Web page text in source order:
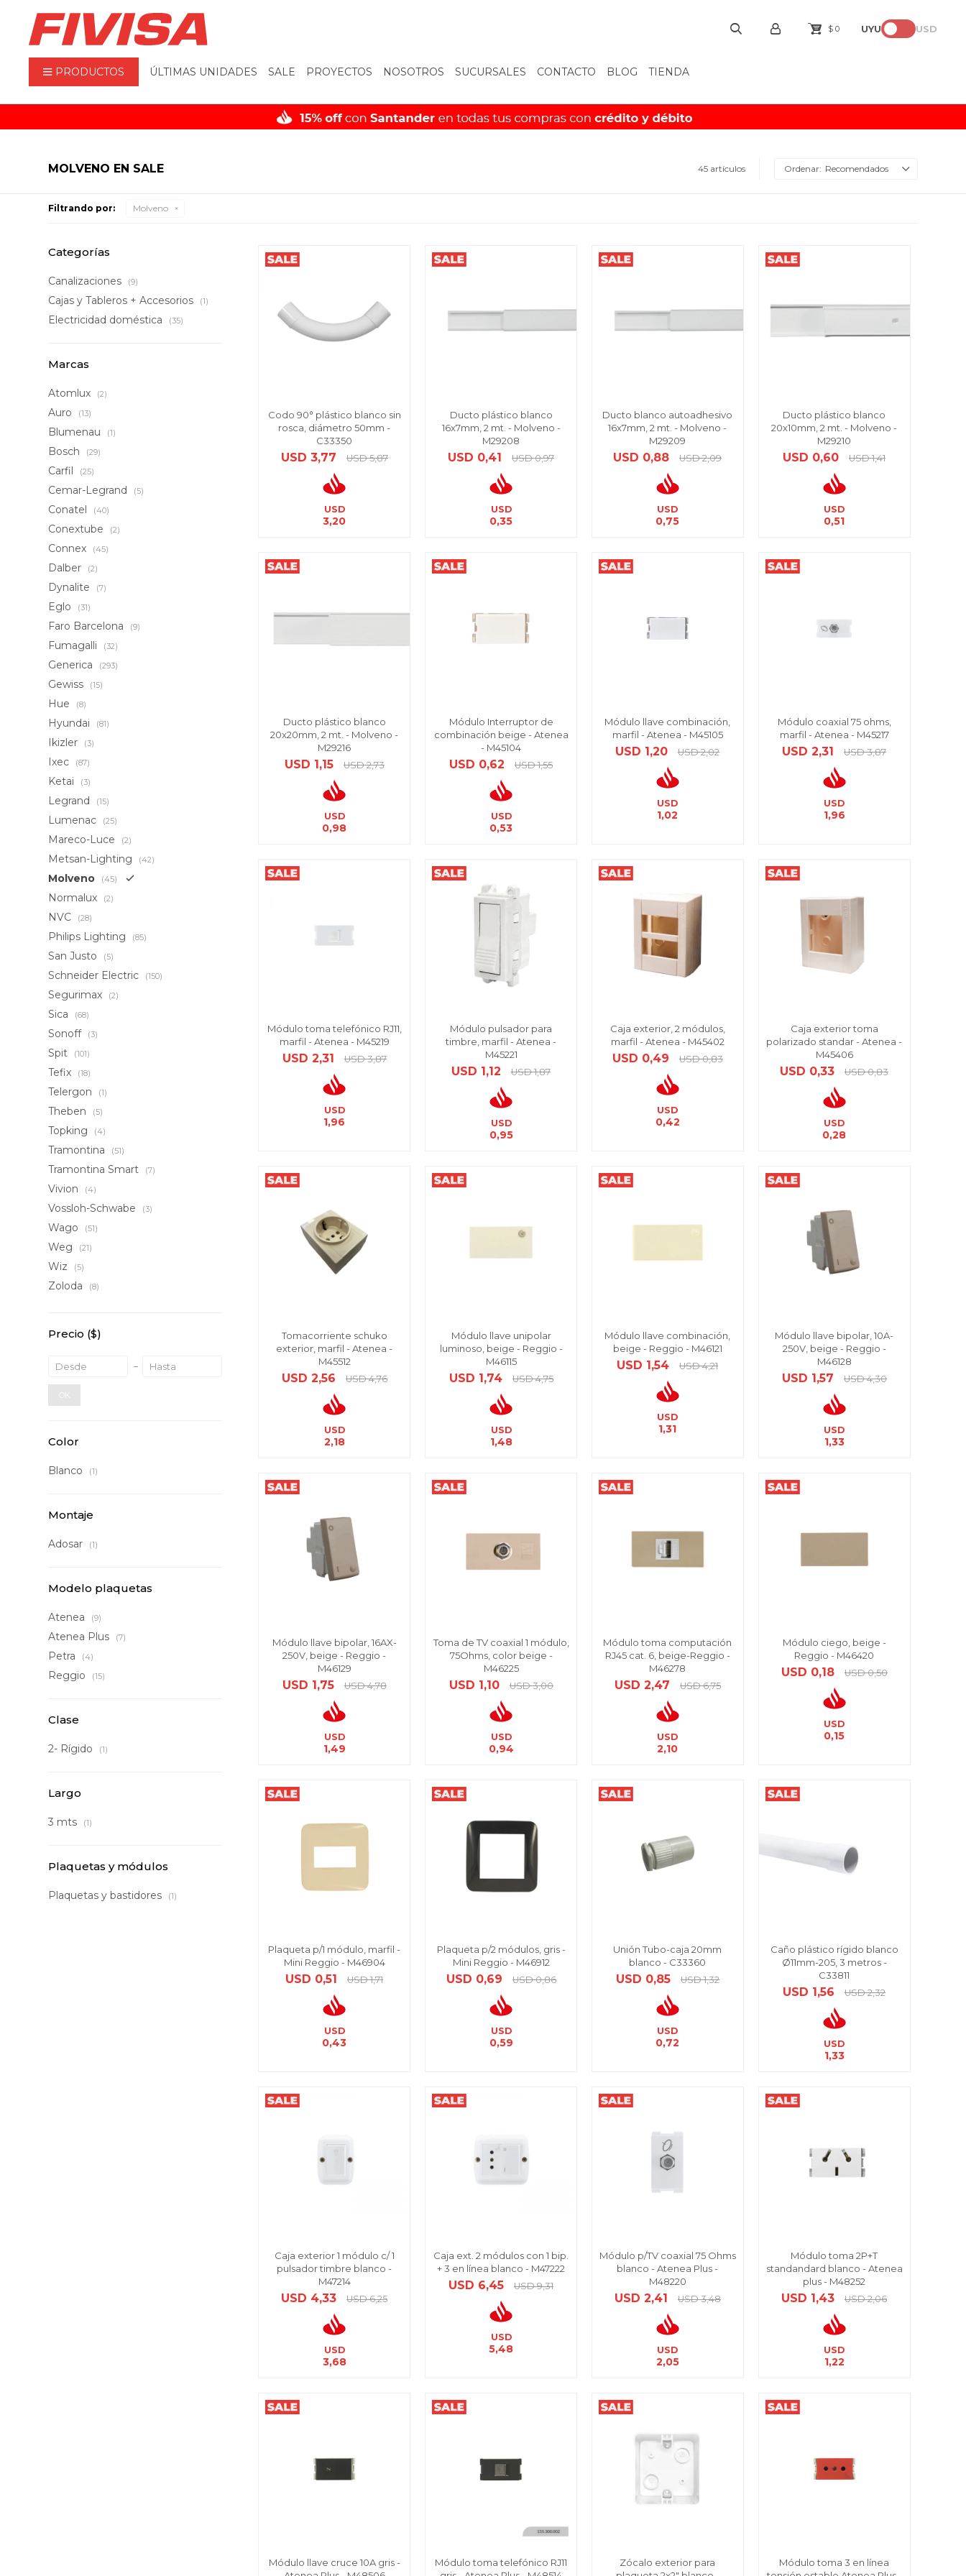
PRODUCTOS ÚLTIMAS UNIDADES SALE PROYECTOS NOSOTROS SUCURSALES CONTACTO BLOG TIENDA
$ 0 UYU USD
MOLVENO EN SALE 45 artículos Recomendados
Filtrando por: Molveno
Codo 90° plástico blanco sin
rosca, diámetro 50mm -
C33350
USD 3,77 USD 5,87
USD
3,20
Ducto plástico blanco
16x7mm, 2 mt. - Molveno -
M29208
USD 0,41 USD 0,97
USD
0,35
Ducto blanco autoadhesivo
16x7mm, 2 mt. - Molveno -
M29209
USD 0,88 USD 2,09
USD
0,75
Ducto plástico blanco
20x10mm, 2 mt. - Molveno -
M29210
USD 0,60 USD 1,41
USD
0,51
Ducto plástico blanco
20x20mm, 2 mt. - Molveno -
M29216
USD 1,15 USD 2,73
USD
0,98
Módulo Interruptor de
combinación beige - Atenea
- M45104
USD 0,62 USD 1,55
USD
0,53
Módulo llave combinación,
marfil - Atenea - M45105
USD 1,20 USD 2,02
USD
1,02
Módulo coaxial 75 ohms,
marfil - Atenea - M45217
USD 2,31 USD 3,87
USD
1,96
Módulo toma telefónico RJ11,
marfil - Atenea - M45219
USD 2,31 USD 3,87
USD
1,96
Módulo pulsador para
timbre, marfil - Atenea -
M45221
USD 1,12 USD 1,87
USD
0,95
Caja exterior, 2 módulos,
marfil - Atenea - M45402
USD 0,49 USD 0,83
USD
0,42
Caja exterior toma
polarizado standar - Atenea -
M45406
USD 0,33 USD 0,83
USD
0,28
Tomacorriente schuko
exterior, marfil - Atenea -
M45512
USD 2,56 USD 4,76
USD
2,18
Módulo llave unipolar
luminoso, beige - Reggio -
M46115
USD 1,74 USD 4,75
USD
1,48
Módulo llave combinación,
beige - Reggio - M46121
USD 1,54 USD 4,21
USD
1,31
Módulo llave bipolar, 10A-
250V, beige - Reggio -
M46128
USD 1,57 USD 4,30
USD
1,33
Módulo llave bipolar, 16AX-
250V, beige - Reggio -
M46129
USD 1,75 USD 4,78
USD
1,49
Toma de TV coaxial 1 módulo,
75Ohms, color beige -
M46225
USD 1,10 USD 3,00
USD
0,94
Módulo toma computación
RJ45 cat. 6, beige-Reggio -
M46278
USD 2,47 USD 6,75
USD
2,10
Módulo ciego, beige -
Reggio - M46420
USD 0,18 USD 0,50
USD
0,15
Plaqueta p/1 módulo, marfil -
Mini Reggio - M46904
USD 0,51 USD 1,71
USD
0,43
Plaqueta p/2 módulos, gris -
Mini Reggio - M46912
USD 0,69 USD 0,86
USD
0,59
Unión Tubo-caja 20mm
blanco - C33360
USD 0,85 USD 1,32
USD
0,72
Caño plástico rígido blanco
Ø11mm-205, 3 metros -
C33811
USD 1,56 USD 2,32
USD
1,33
Caja exterior 1 módulo c/ 1
pulsador timbre blanco -
M47214
USD 4,33 USD 6,25
USD
3,68
Caja ext. 2 módulos con 1 bip.
+ 3 en línea blanco - M47222
USD 6,45 USD 9,31
USD
5,48
Módulo p/TV coaxial 75 Ohms
blanco - Atenea Plus -
M48220
USD 2,41 USD 3,48
USD
2,05
Módulo toma 2P+T
standandard blanco - Atenea
plus - M48252
USD 1,43 USD 2,06
USD
1,22
Módulo llave cruce 10A gris -
Módulo toma telefónico RJ11
Zócalo exterior para
Módulo toma 3 en línea
Categorías
Canalizaciones (9)
Cajas y Tableros + Accesorios (1)
Electricidad doméstica (35)
Marcas
Atomlux (2)
Auro (13)
Blumenau (1)
Bosch (29)
Carfil (25)
Cemar-Legrand (5)
Conatel (40)
Conextube (2)
Connex (45)
Dalber (2)
Dynalite (7)
Eglo (31)
Faro Barcelona (9)
Fumagalli (32)
Generica (293)
Gewiss (15)
Hue (8)
Hyundai (81)
Ikizler (3)
Ixec (87)
Ketai (3)
Legrand (15)
Lumenac (25)
Mareco-Luce (2)
Metsan-Lighting (42)
Molveno (45)
Normalux (2)
NVC (28)
Philips Lighting (85)
San Justo (5)
Schneider Electric (150)
Segurimax (2)
Sica (68)
Sonoff (3)
Spit (101)
Tefix (18)
Telergon (1)
Theben (5)
Topking (4)
Tramontina (51)
Tramontina Smart (7)
Vivion (4)
Vossloh-Schwabe (3)
Wago (51)
Weg (21)
Wiz (5)
Zoloda (8)
Precio ($)
OK
Color
Blanco (1)
Montaje
Adosar (1)
Modelo plaquetas
Atenea (9)
Atenea Plus (7)
Petra (4)
Reggio (15)
Clase
2- Rígido (1)
Largo
3 mts (1)
Plaquetas y módulos
Plaquetas y bastidores (1)